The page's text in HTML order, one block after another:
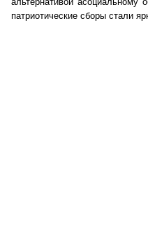
Члены ОП КО
патриотические сборы стали